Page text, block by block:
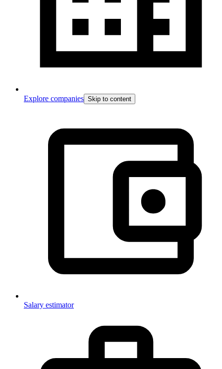
Explore companies Skip to content
Salary estimator